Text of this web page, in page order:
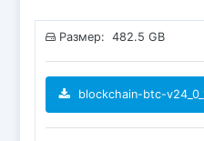
Размер: 482.5 GB
blockchain-btc-